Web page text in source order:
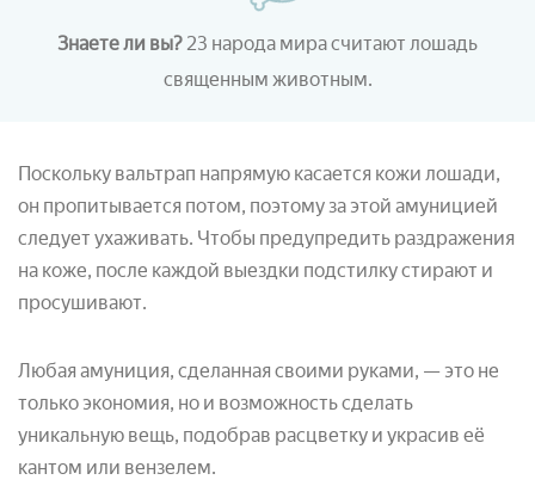
Знаете ли вы? 23 народа мира считают лошадь
священным животным.
Поскольку вальтрап напрямую касается кожи лошади,
он пропитывается потом, поэтому за этой амуницией
следует ухаживать. Чтобы предупредить раздражения
на коже, после каждой выездки подстилку стирают и
просушивают.
Любая амуниция, сделанная своими руками, — это не
только экономия, но и возможность сделать
уникальную вещь, подобрав расцветку и украсив её
кантом или вензелем.